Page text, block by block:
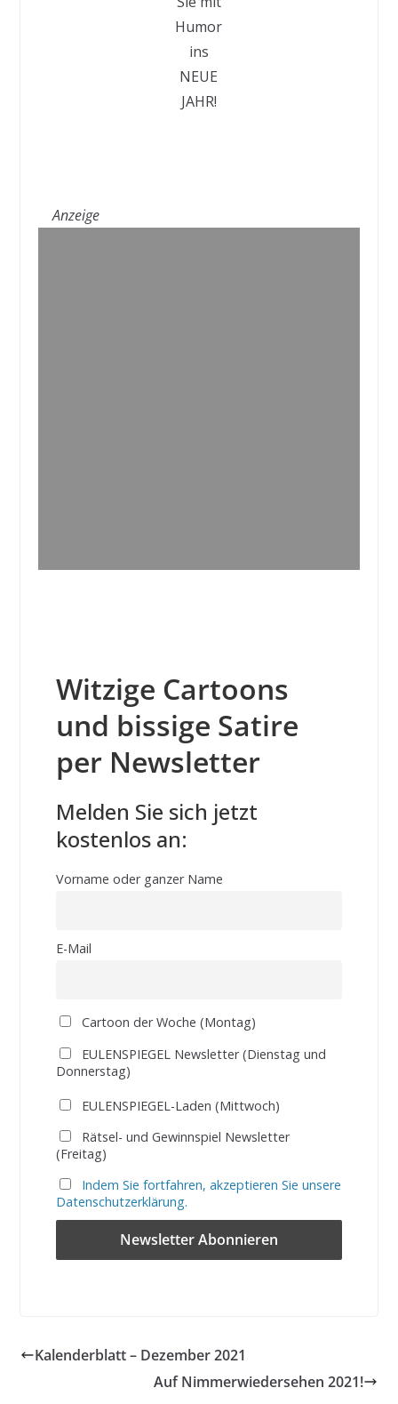
Humor
ins
NEUE
JAHR!
Anzeige
Witzige Cartoons
und bissige Satire
per Newsletter
Melden Sie sich jetzt
kostenlos an:
Vorname oder ganzer Name
E-Mail
Cartoon der Woche (Montag)
EULENSPIEGEL Newsletter (Dienstag und
Donnerstag)
EULENSPIEGEL-Laden (Mittwoch)
Rätsel- und Gewinnspiel Newsletter
(Freitag)
Indem Sie fortfahren, akzeptieren Sie unsere
Datenschutzerklärung.
Kalenderblatt – Dezember 2021
Auf Nimmerwiedersehen 2021!